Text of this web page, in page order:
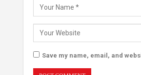
Save my name, email, and